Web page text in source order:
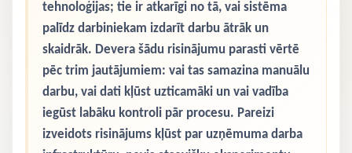
tehnoloģijas; tie ir atkarīgi no tā, vai sistēma
palīdz darbiniekam izdarīt darbu ātrāk un
skaidrāk. Devera šādu risinājumu parasti vērtē
pēc trim jautājumiem: vai tas samazina manuālu
darbu, vai dati kļūst uzticamāki un vai vadība
iegūst labāku kontroli pār procesu. Pareizi
izveidots risinājums kļūst par uzņēmuma darba